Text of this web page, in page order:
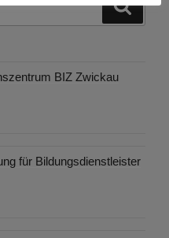
BIZ Zwickau
für Bildungsdienstleister